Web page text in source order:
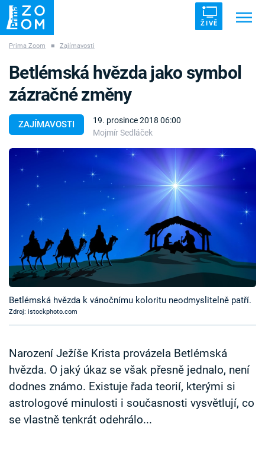
ŽIVĚ
ZÁHADY VETŘELCI DÁVNOVĚKU
Témata
Pořady
TV Program
Časopis
Sledujte prima+
Sledujte nás
Prima Zoom ■ Zajímavosti
ZAJÍMAVOSTI
19. prosince 2018 06:00
Mojmír Sedláček
Betlémská hvězda jako symbol
zázračné změny
Betlémská hvězda k vánočnímu koloritu neodmyslitelně patří.
Zdroj: istockphoto.com
Narození Ježíše Krista provázela Betlémská
hvězda. O jaký úkaz se však přesně jednalo, není
dodnes známo. Existuje řada teorií, kterými si
astrologové minulosti i současnosti vysvětlují, co
se vlastně tenkrát odehrálo...